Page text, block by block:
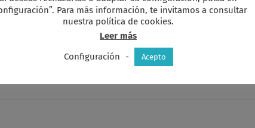
Para más información, te invitamos a consultar
nuestra política de cookies.
Leer más
Configuración
- Acepto